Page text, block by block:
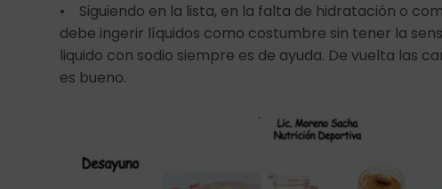
• Siguiendo en la lista, en la falta de hidratación o
debe ingerir líquidos como costumbre sin tener la
liquido con sodio siempre es de ayuda. De vuelta las
es bueno.